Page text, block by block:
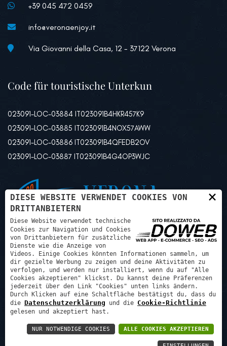
+39 045 472 0459
info@veronaenjoy.it
Via Giovanni della Casa, 12 - 37122 Verona
Code für touristische Unterkun
023091-LOC-03884 IT023091B4HKR457K9
023091-LOC-03885 IT023091B4NOX57AWW
023091-LOC-03886 IT023091B4QFEDB2OV
023091-LOC-03887 IT023091B4G4OP3WJC
Psg progetti sviluppo gestioni srl - P.IVA: 03507240129 REA:
VR425972
Datenschutzrichtlinie-Cookie policy-Welcome
×
DIESE WEBSITE VERWENDET COOKIES VON
DRITTANBIETERN
Diese Website verwendet technische
Cookies zur Navigation und Cookies
von Drittanbietern für zusätzliche
Dienste wie die Anzeige von
Videos. Einige Cookies könnten Informationen sammeln, um
dir gezielte Werbung zu zeigen und deine Aktivitäten zu
verfolgen, und werden nur installiert, wenn du auf "Alle
Cookies akzeptieren" klickst. Du kannst deine Präferenzen
jederzeit über den Link "Cookies" unten links ändern.
Durch Klicken auf eine Schaltfläche bestätigst du, dass du
die Datenschutzerklärung und die Cookie-Richtlinie
gelesen und akzeptiert hast.
ALLE COOKIES AKZEPTIEREN
NUR NOTWENDIGE COOKIES